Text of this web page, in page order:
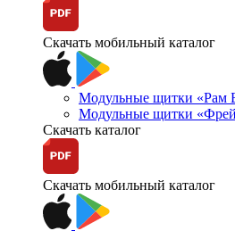
Скачать мобильный каталог
Модульные щитки «Рам
Модульные щитки
Скачать каталог
Скачать мобильный каталог